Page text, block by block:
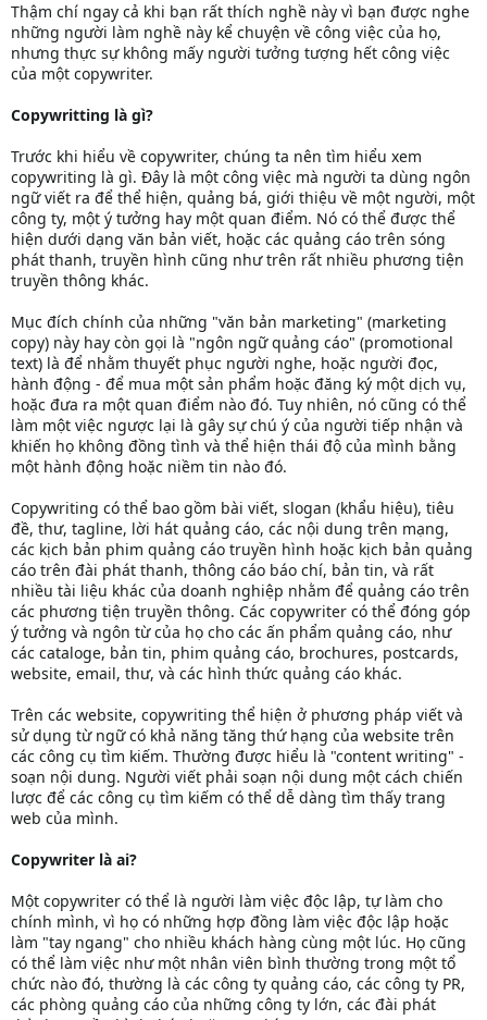
Thậm chí ngay cả khi bạn rất thích nghề này vì bạn được nghe
những người làm nghề này kể chuyện về công việc của họ,
nhưng thực sự không mấy người tưởng tượng hết công việc
của một copywriter.
Copywritting là gì?
Trước khi hiểu về copywriter, chúng ta nên tìm hiểu xem
copywriting là gì. Đây là một công việc mà người ta dùng ngôn
ngữ viết ra để thể hiện, quảng bá, giới thiệu về một người, một
công ty, một ý tưởng hay một quan điểm. Nó có thể được thể
hiện dưới dạng văn bản viết, hoặc các quảng cáo trên sóng
phát thanh, truyền hình cũng như trên rất nhiều phương tiện
truyền thông khác.
Mục đích chính của những "văn bản marketing" (marketing
copy) này hay còn gọi là "ngôn ngữ quảng cáo" (promotional
text) là để nhằm thuyết phục người nghe, hoặc người đọc,
hành động - để mua một sản phẩm hoặc đăng ký một dịch vụ,
hoặc đưa ra một quan điểm nào đó. Tuy nhiên, nó cũng có thể
làm một việc ngược lại là gây sự chú ý của người tiếp nhận và
khiến họ không đồng tình và thể hiện thái độ của mình bằng
một hành động hoặc niềm tin nào đó.
Copywriting có thể bao gồm bài viết, slogan (khẩu hiệu), tiêu
đề, thư, tagline, lời hát quảng cáo, các nội dung trên mạng,
các kịch bản phim quảng cáo truyền hình hoặc kịch bản quảng
cáo trên đài phát thanh, thông cáo báo chí, bản tin, và rất
nhiều tài liệu khác của doanh nghiệp nhằm để quảng cáo trên
các phương tiện truyền thông. Các copywriter có thể đóng góp
ý tưởng và ngôn từ của họ cho các ấn phẩm quảng cáo, như
các cataloge, bản tin, phim quảng cáo, brochures, postcards,
website, email, thư, và các hình thức quảng cáo khác.
Trên các website, copywriting thể hiện ở phương pháp viết và
sử dụng từ ngữ có khả năng tăng thứ hạng của website trên
các công cụ tìm kiếm. Thường được hiểu là "content writing" -
soạn nội dung. Người viết phải soạn nội dung một cách chiến
lược để các công cụ tìm kiếm có thể dễ dàng tìm thấy trang
web của mình.
Copywriter là ai?
Một copywriter có thể là người làm việc độc lập, tự làm cho
chính mình, vì họ có những hợp đồng làm việc độc lập hoặc
làm "tay ngang" cho nhiều khách hàng cùng một lúc. Họ cũng
có thể làm việc như một nhân viên bình thường trong một tổ
chức nào đó, thường là các công ty quảng cáo, các công ty PR,
các phòng quảng cáo của những công ty lớn, các đài phát